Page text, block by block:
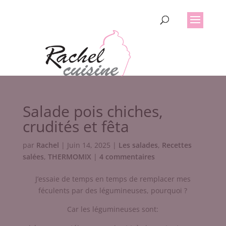
Salade pois chiches,
crudités et fêta
par Rachel | Juin 14, 2025 | Les salades, Recettes
salées, THERMOMIX | 4 commentaires
J’essaie de temps en temps de remplacer mes
féculents par des légumineuses, pourquoi ?
Car les légumineuses sont: